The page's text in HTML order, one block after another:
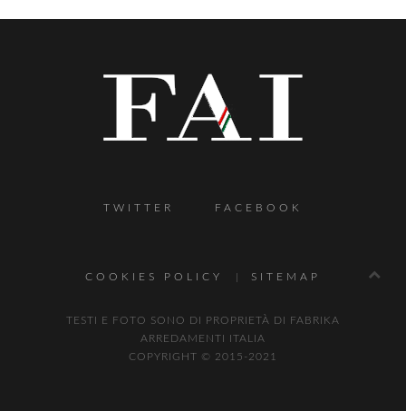
TWITTER FACEBOOK
COOKIES POLICY SITEMAP
TESTI E FOTO SONO DI PROPRIETÀ DI FABRIKA
ARREDAMENTI ITALIA
COPYRIGHT © 2015-2021